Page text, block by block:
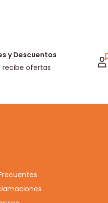
y Descuentos
recibe ofertas